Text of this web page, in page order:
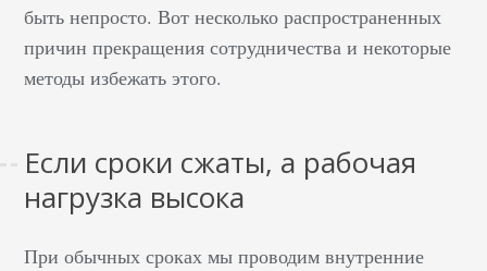
быть непросто. Вот несколько распространенных
причин прекращения сотрудничества и некоторые
методы избежать этого.
Если сроки сжаты, а рабочая
нагрузка высока
При обычных сроках мы проводим внутренние